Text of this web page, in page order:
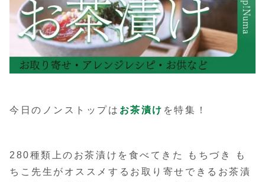
今日のノンストップは お茶漬け を特集！
280種類上のお茶漬けを食べてきた もちづき も
ちこ先生がオススメするお取り寄せできるお茶漬